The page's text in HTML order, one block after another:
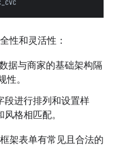
性和灵活性：
据与商家的基础架构隔
性。
段进行排列和设置样
格相匹配。
架表单有常见且合法的